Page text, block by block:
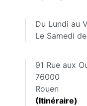
Du Lundi au
Le Samedi
91 Rue aux
76000
Rouen
(Itinéraire)